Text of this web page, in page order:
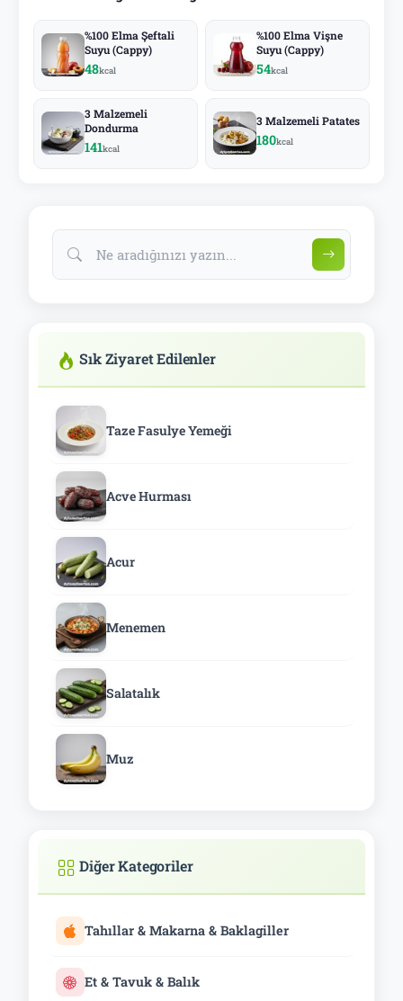
%100 Elma Şeftali
Suyu (Cappy)
48kcal
%100 Elma Vişne
Suyu (Cappy)
54kcal
3 Malzemeli
Dondurma
141kcal
3 Malzemeli Patates
180kcal
Sık Ziyaret Edilenler
Taze Fasulye Yemeği
Acve Hurması
Acur
Menemen
Salatalık
Muz
Diğer Kategoriler
Tahıllar & Makarna & Baklagiller
Et & Tavuk & Balık